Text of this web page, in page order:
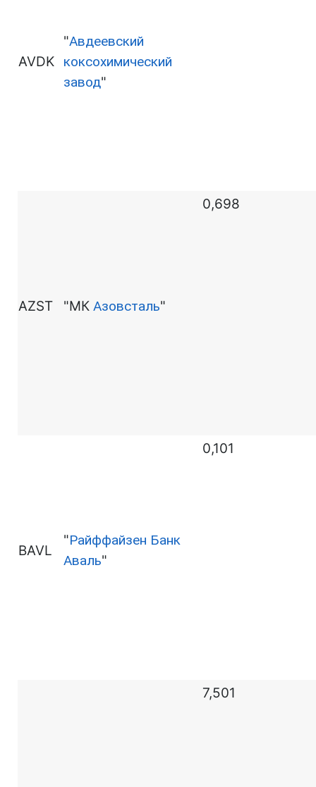
AVDK
"Авдеевский
коксохимический
завод"
AZST "МК Азовсталь"
0,698
BAVL
"Райффайзен Банк
Аваль"
0,101
7,501